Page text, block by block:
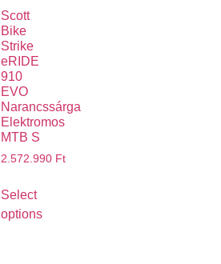
Scott
Bike
Strike
eRIDE
910
EVO
Narancssárga
Elektromos
MTB S
2.572.990 Ft
Select
options